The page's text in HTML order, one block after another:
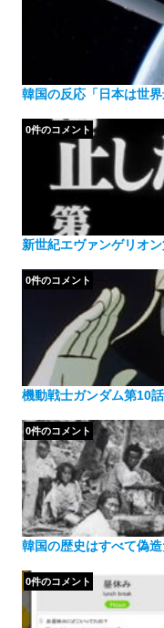
韓国の反応「日本は世
新世紀エヴァンゲリオ
0件のコメント
機動戦士ガンダム第10
0件のコメント
韓国の歴史はすべて偽
0件のコメント
0件のコメント